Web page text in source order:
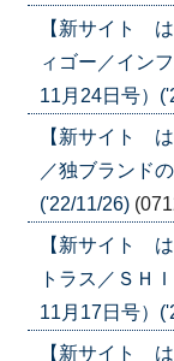
【新サイト
ィゴー／イン
11月24日号）
【新サイト
／独ブランド
('22/11/26)
【新サイト
トラス／ＳＨ
11月17日号）
【新サイト